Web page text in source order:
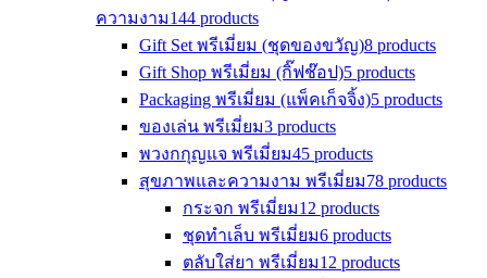
ความงาม144 products
Gift Set พรีเมี่ยม (ชุดของขวัญ)8 products
Gift Shop พรีเมี่ยม (กิ๊ฟช๊อป)5 products
Packaging พรีเมี่ยม (แพ็คเก็จจิ้ง)5 products
ของเล่น พรีเมี่ยม3 products
พวงกกุญแจ พรีเมี่ยม45 products
สุขภาพและความงาม พรีเมี่ยม78 products
กระจก พรีเมี่ยม12 products
ชุดทำเล็บ พรีเมี่ยม6 products
ตลับใส่ยา พรีเมี่ยม12 products